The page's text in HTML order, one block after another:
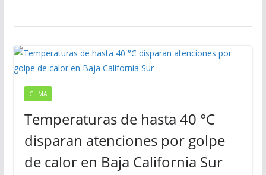
CLIMA
Temperaturas de hasta 40 °C
disparan atenciones por golpe
de calor en Baja California Sur